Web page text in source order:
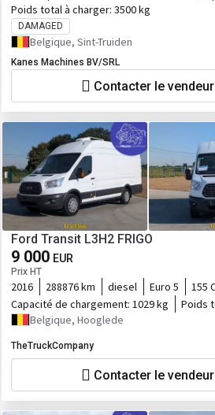
Poids total à charger: 3500 kg
DAMAGED
Belgique, Sint-Truiden
Kanes Machines BV/SRL
Contacter le vendeur
Ford Transit L3H2 FRIGO
9 000 EUR
Prix HT
2016 288876 km diesel Euro 5
155
Capacité de chargement: 1029 kg Poids
Belgique, Hooglede
TheTruckCompany
Contacter le vendeur